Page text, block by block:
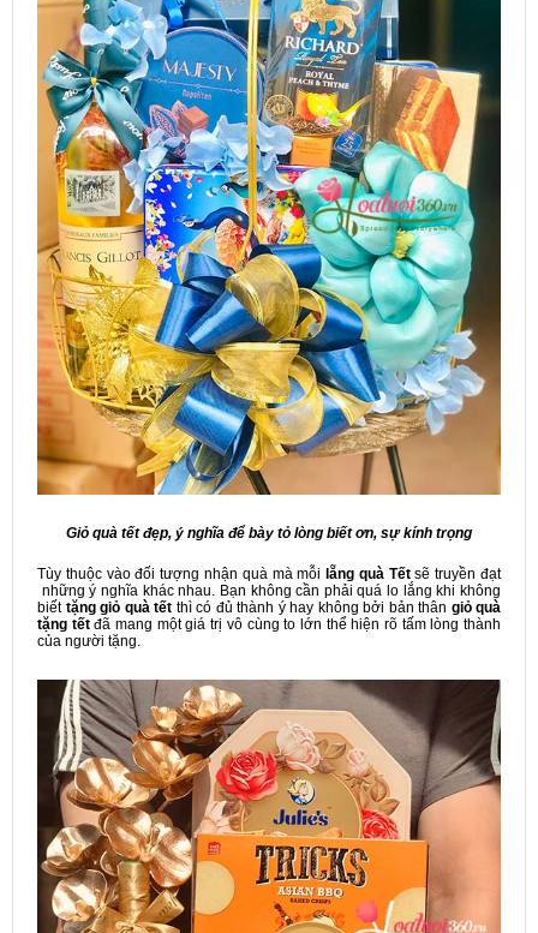
Giỏ quà tết đẹp, ý nghĩa để bày tỏ lòng biết ơn, sự kính trọng
Tùy thuộc vào đối tượng nhận quà mà mỗilẵng quà Tếtsẽ truyền đạt
những ý nghĩa khác nhau. Bạn không cần phải quá lo lắng khi không
biết tặng giỏ quà tết thì có đủ thành ý hay không bởi bản thân giỏ quà
tặng tếtđã mang một giá trị vô cùng to lớn thể hiện rõ tấm lòng thành
của người tặng.